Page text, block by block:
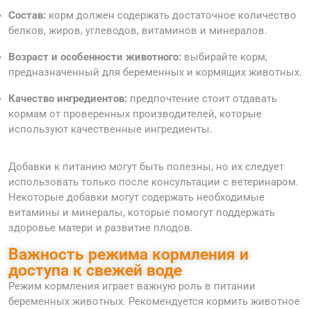
Состав: корм должен содержать достаточное количество
белков, жиров, углеводов, витаминов и минералов.
Возраст и особенности животного: выбирайте корм,
предназначенный для беременных и кормящих животных.
Качество ингредиентов: предпочтение стоит отдавать
кормам от проверенных производителей, которые
используют качественные ингредиенты.
Добавки к питанию могут быть полезны, но их следует
использовать только после консультации с ветеринаром.
Некоторые добавки могут содержать необходимые
витамины и минералы, которые помогут поддержать
здоровье матери и развитие плодов.
Важность режима кормления и
доступа к свежей воде
Режим кормления играет важную роль в питании
беременных животных. Рекомендуется кормить животное